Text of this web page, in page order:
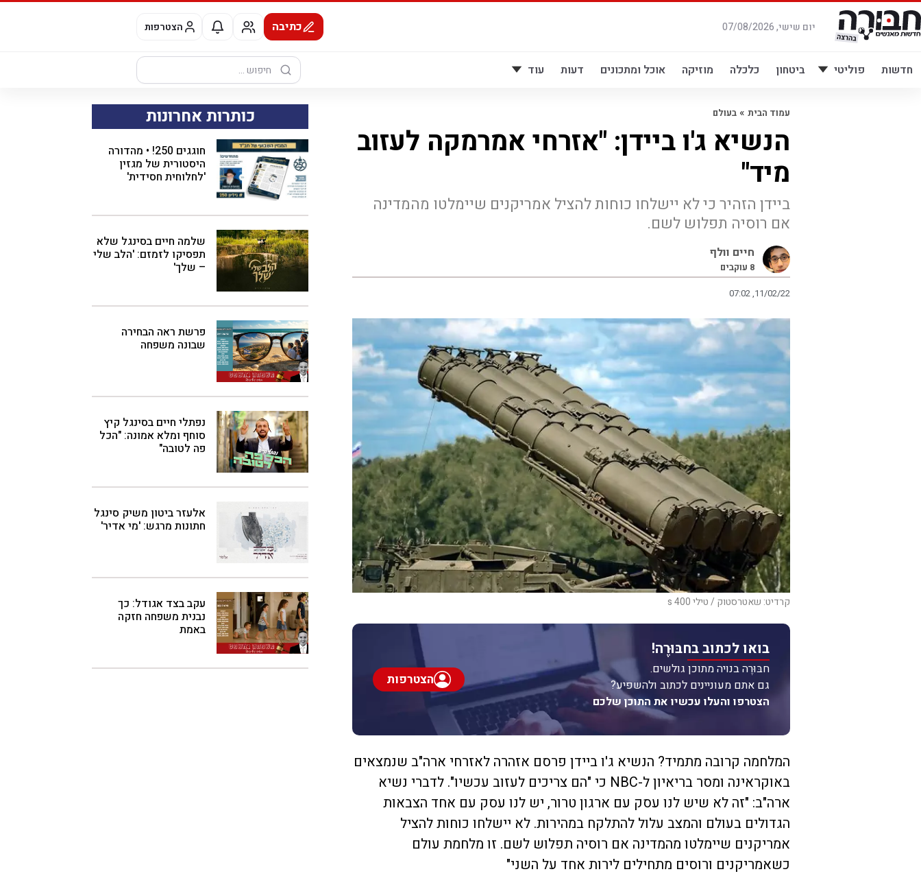
דלג
לתוכן
יום שישי, 07/08/2026 כתיבה הצטרפות
חדשות פוליטי ביטחון כלכלה מוזיקה אוכל ומתכונים דעות עוד
חיפוש:
עמוד הבית » בעולם
הנשיא ג'ו ביידן: "אזרחי אמרמקה לעזוב
מיד"
ביידן הזהיר כי לא יישלחו כוחות להציל אמריקנים שיימלטו מהמדינה
אם רוסיה תפלוש לשם.
חיים וולף
8 עוקבים
07:02 ,11/02/22
קרדיט: שאטרסטוק / טילי s 400
בואו לכתוב בחבּוּרֶה!
חבּוּרֶה בנויה מתוכן גולשים.
גם אתם מעוניינים לכתוב ולהשפיע?
הצטרפו והעלו עכשיו את התוכן שלכם
הצטרפות
המלחמה קרובה מתמיד? הנשיא ג'ו ביידן פרסם אזהרה לאזרחי ארה"ב שנמצאים
באוקראינה ומסר בריאיון ל-NBC כי "הם צריכים לעזוב עכשיו". לדברי נשיא
ארה"ב: "זה לא שיש לנו עסק עם ארגון טרור, יש לנו עסק עם אחד הצבאות
הגדולים בעולם והמצב עלול להתלקח במהירות. לא יישלחו כוחות להציל
אמריקנים שיימלטו מהמדינה אם רוסיה תפלוש לשם. זו מלחמת עולם
כשאמריקנים ורוסים מתחילים לירות אחד על השני"
כותרות אחרונות
חוגגים 250! • מהדורה
היסטורית של מגזין
'לחלוחית חסידית'
שלמה חיים בסינגל שלא
תפסיקו לזמזם: 'הלב שלי
– שלך'
פרשת ראה הבחירה
שבונה משפחה
נפתלי חיים בסינגל קיץ
סוחף ומלא אמונה: "הכל
פה לטובה"
אלעזר ביטון משיק סינגל
חתונות מרגש: 'מי אדיר'
עקב בצד אגודל: כך
נבנית משפחה חזקה
באמת